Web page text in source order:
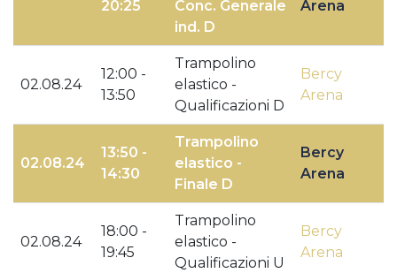
20:25
Conc. Generale
ind. D
Arena
02.08.24
12:00 -
13:50
Trampolino
elastico -
Qualificazioni D
Bercy
Arena
02.08.24
13:50 -
14:30
Trampolino
elastico -
Finale D
Bercy
Arena
02.08.24
18:00 -
19:45
Trampolino
elastico -
Qualificazioni U
Bercy
Arena